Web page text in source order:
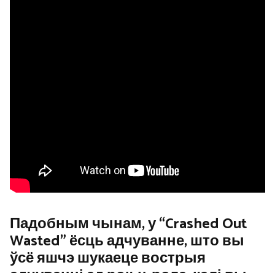
Падобным чынам, у “Crashed Out
Wasted” ёсць адчуванне, што вы
ўсё яшчэ шукаеце вострыя